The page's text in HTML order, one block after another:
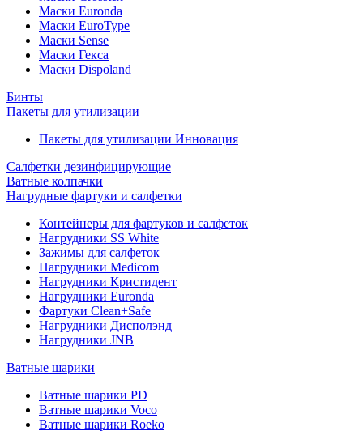
Маски Euronda
Маски EuroType
Маски Sense
Маски Гекса
Маски Dispoland
Бинты
Пакеты для утилизации
Пакеты для утилизации Инновация
Салфетки дезинфицирующие
Ватные колпачки
Нагрудные фартуки и салфетки
Контейнеры для фартуков и салфеток
Нагрудники SS White
Зажимы для салфеток
Нагрудники Medicom
Нагрудники Кристидент
Нагрудники Euronda
Фартуки Clean+Safe
Нагрудники Дисполэнд
Нагрудники JNB
Ватные шарики
Ватные шарики PD
Ватные шарики Voco
Ватные шарики Roeko